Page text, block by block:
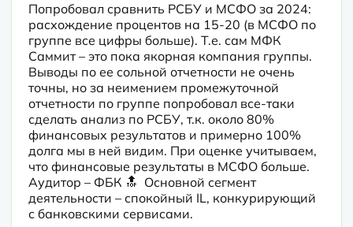
Попробовал сравнить РСБУ и МСФО за 2024:
расхождение процентов на 15-20 (в МСФО по
группе все цифры больше). Т.е. сам МФК
Саммит – это пока якорная компания группы.
Выводы по ее сольной отчетности не очень
точны, но за неимением промежуточной
отчетности по группе попробовал все-таки
сделать анализ по РСБУ, т.к. около 80%
финансовых результатов и примерно 100%
долга мы в ней видим. При оценке учитываем,
что финансовые результаты в МСФО больше.
Аудитор – ФБК 🔝  Основной сегмент
деятельности – спокойный IL, конкурирующий
с банковскими сервисами.